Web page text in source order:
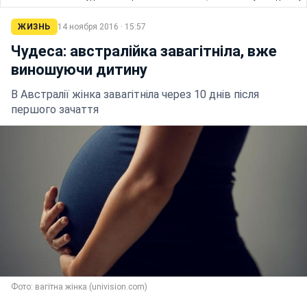
ЖИЗНЬ 14 ноября 2016 · 15:57
Чудеса: австралійка завагітніла, вже
виношуючи дитину
В Австралії жінка завагітніла через 10 днів після
першого зачаття
Фото: вагітна жінка (univision.com)